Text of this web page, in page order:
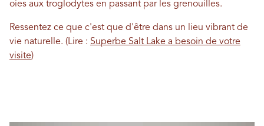
oies aux troglodytes en passant par les grenouilles.
Ressentez ce que c'est que d'être dans un lieu vibrant de
vie naturelle. (Lire : Superbe Salt Lake a besoin de votre
visite)